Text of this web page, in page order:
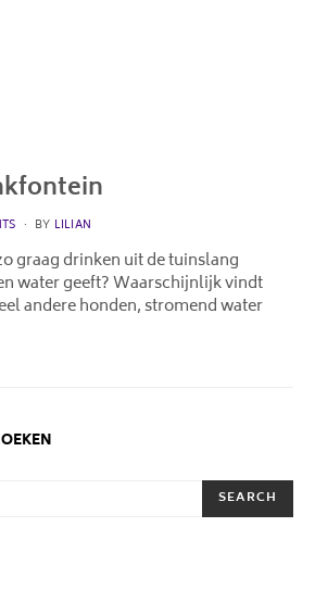
BY LILIAN
graag drinken uit de tuinslang
water geeft? Waarschijnlijk vindt
andere honden, stromend water
SEARCH